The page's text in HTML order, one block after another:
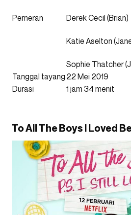
Pemeran Derek Cecil (Brian)
Katie Aselton
Sophie Thatcher
Tanggal tayang 22 Mei 2019
Durasi
1 jam 34 menit
To All The Boys I Loved